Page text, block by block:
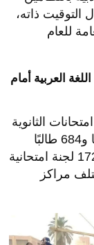
التوقيت ذاته،
للعام
اللغة العربية أمام
الثانوية
هذا العام 69 ألفًا و684 طالبًا
وطالبة، يؤدون امتحان اللغة العربية أمام 172 لجنة امتحانية
بمختلف مراكز